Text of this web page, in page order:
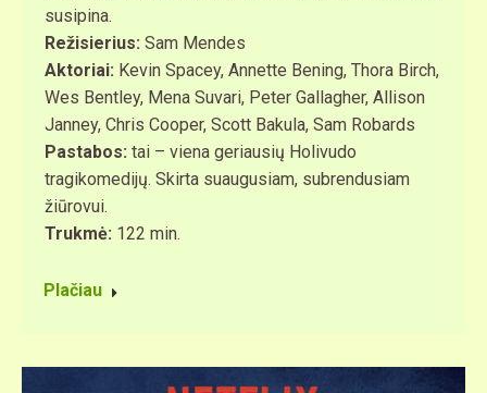
susipina.
Režisierius: Sam Mendes
Aktoriai: Kevin Spacey, Annette Bening, Thora Birch,
Wes Bentley, Mena Suvari, Peter Gallagher, Allison
Janney, Chris Cooper, Scott Bakula, Sam Robards
Pastabos: tai – viena geriausių Holivudo
tragikomedijų. Skirta suaugusiam, subrendusiam
žiūrovui.
Trukmė: 122 min.
Plačiau